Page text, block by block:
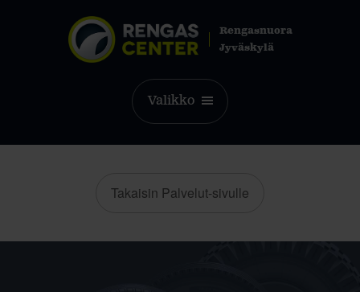
Rengasnuora
Jyväskylä
Valikko
Takaisin Palvelut-sivulle